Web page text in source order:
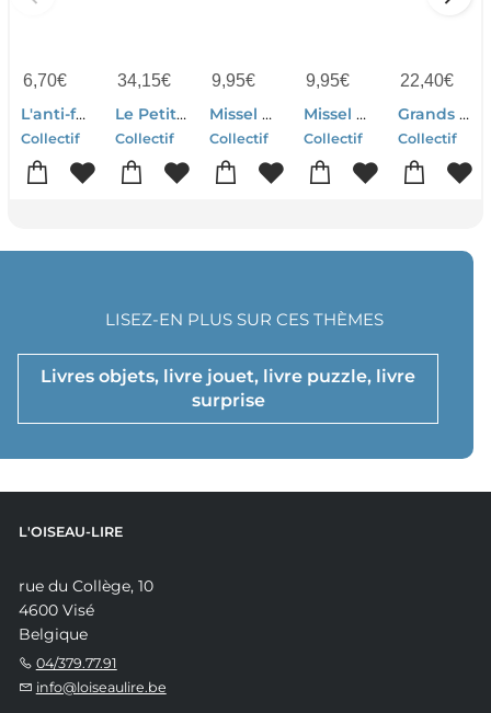
6,70€
L'anti-fautes D'orthographe
Collectif
34,15€
Le Petit Larousse Illustre (edition 2027)
Collectif
9,95€
Missel Du Dimanche (edition 2027)
Collectif
9,95€
Missel Des Dimanches : Traduction Officielle Liturgique (edition 2027)
Collectif
22,40€
Grands Courants De La Litterature Francaise
Collectif
Livres objets, livre jouet, livre puzzle, livre
surprise
LISEZ-EN PLUS SUR CES THÈMES
L'OISEAU-LIRE
rue du Collège, 10
4600 Visé
Belgique
04/379.77.91
info@loiseaulire.be